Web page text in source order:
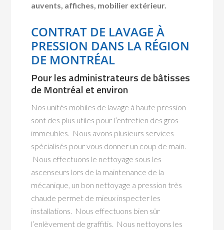
auvents, affiches, mobilier extérieur.
CONTRAT DE LAVAGE À
PRESSION DANS LA RÉGION
DE MONTRÉAL
Pour les administrateurs de bâtisses
de Montréal et environ
Nos unités mobiles de lavage à haute pression
sont des plus utiles pour l’entretien des gros
immeubles. Nous avons plusieurs services
spécialisés pour vous donner un coup de main.
Nous effectuons le nettoyage sous les
ascenseurs lors de la maintenance de la
mécanique, un bon nettoyage a pression très
chaude permet de mieux inspecter les
installations. Nous effectuons bien sûr
l’enlèvement de graffitis. Nous nettoyons les